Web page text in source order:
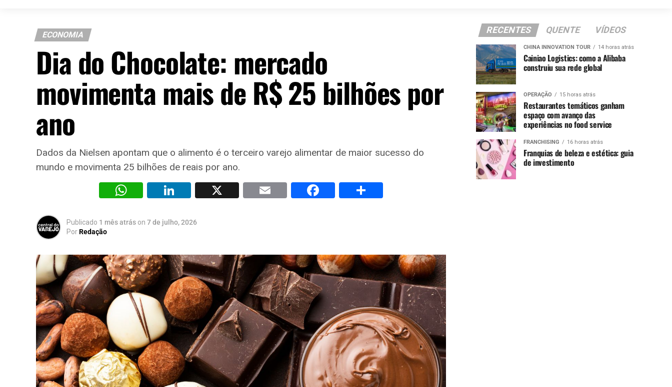
ECONOMIA
Dia do Chocolate: mercado
movimenta mais de R$ 25 bilhões por
ano
Dados da Nielsen apontam que o alimento é o terceiro varejo alimentar de maior sucesso do
mundo e movimenta 25 bilhões de reais por ano.
WhatsAppLinkedIn
X Email Facebook
Publicado 1 mês atrás on 7 de julho, 2026
PorRedação
RECENTES QUENTE VÍDEOS
CHINA INNOVATION TOUR 14 horas atrás
Cainiao Logistics: como a Alibaba
construiu sua rede global
OPERAÇÃO 15 horas atrás
Restaurantes temáticos ganham
espaço com avanço das
experiências no food service
FRANCHISING 16 horas atrás
Franquias de beleza e estética: guia
de investimento